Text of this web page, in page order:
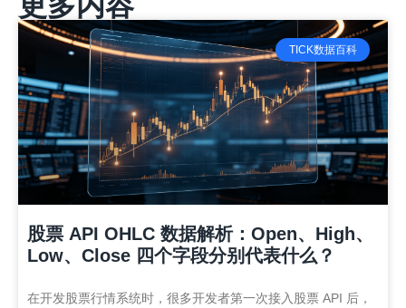
TICK数据百科
股票 API OHLC 数据解析：Open、High、
Low、Close 四个字段分别代表什么？
在开发股票行情系统时，很多开发者第一次接入股票 API 后，